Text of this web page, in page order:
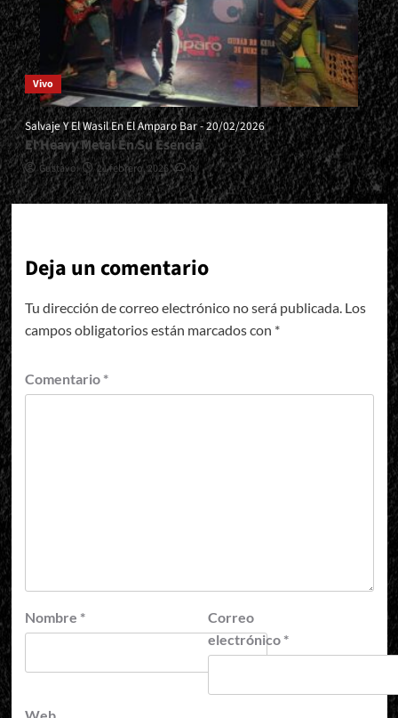
Vivo
Salvaje Y El Wasil En El Amparo Bar - 20/02/2026
El Heavy Metal En Su Esencia
Gustavo 21 febrero, 2026 0
Deja un comentario
Tu dirección de correo electrónico no será publicada. Los
campos obligatorios están marcados con *
Comentario *
Nombre *
Correo
electrónico *